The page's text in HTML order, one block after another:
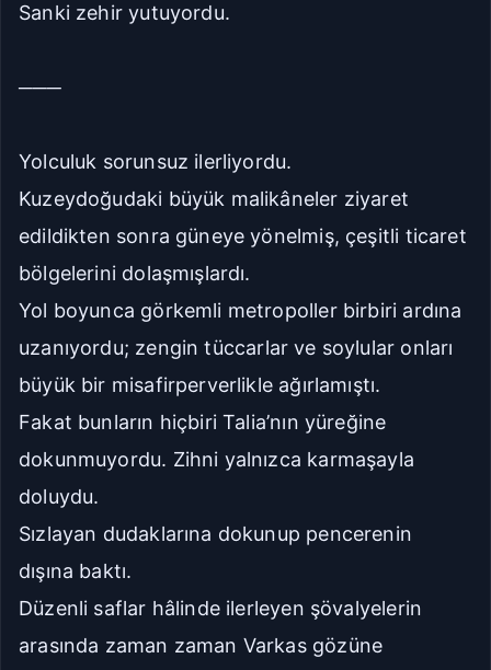
Sanki zehir yutuyordu.
───
Yolculuk sorunsuz ilerliyordu.
Kuzeydoğudaki büyük malikâneler ziyaret
edildikten sonra güneye yönelmiş, çeşitli ticaret
bölgelerini dolaşmışlardı.
Yol boyunca görkemli metropoller birbiri ardına
uzanıyordu; zengin tüccarlar ve soylular onları
büyük bir misafirperverlikle ağırlamıştı.
Fakat bunların hiçbiri Talia’nın yüreğine
dokunmuyordu. Zihni yalnızca karmaşayla
doluydu.
Sızlayan dudaklarına dokunup pencerenin
dışına baktı.
Düzenli saflar hâlinde ilerleyen şövalyelerin
arasında zaman zaman Varkas gözüne